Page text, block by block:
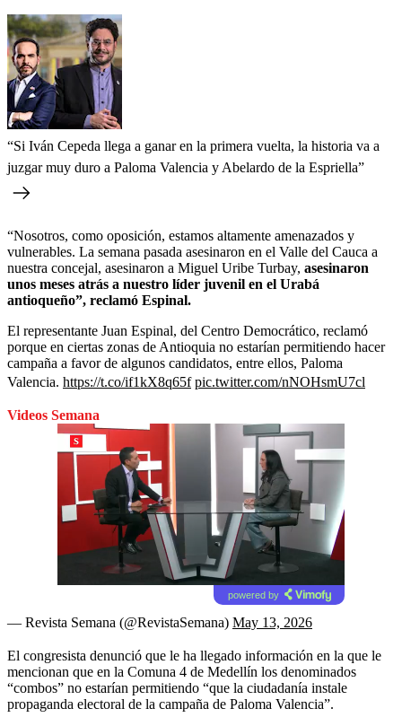
“Si Iván Cepeda llega a ganar en la primera vuelta, la historia va a
juzgar muy duro a Paloma Valencia y Abelardo de la Espriella”
“Nosotros, como oposición, estamos altamente amenazados y
vulnerables. La semana pasada asesinaron en el Valle del Cauca a
nuestra concejal, asesinaron a Miguel Uribe Turbay, asesinaron
unos meses atrás a nuestro líder juvenil en el Urabá
antioqueño”, reclamó Espinal.
El representante Juan Espinal, del Centro Democrático, reclamó
porque en ciertas zonas de Antioquia no estarían permitiendo hacer
campaña a favor de algunos candidatos, entre ellos, Paloma
Valencia. https://t.co/if1kX8q65f pic.twitter.com/nNOHsmU7cl
Videos Semana
powered by
— Revista Semana (@RevistaSemana) May 13, 2026
El congresista denunció que le ha llegado información en la que le
mencionan que en la Comuna 4 de Medellín los denominados
“combos” no estarían permitiendo “que la ciudadanía instale
propaganda electoral de la campaña de Paloma Valencia”.